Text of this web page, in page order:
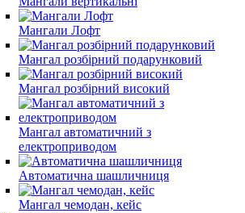
Мангали Лофт
Мангал розбірний подарунковий
Мангал розбірний високий
Мангал автоматичний з
електроприводом
Автоматична шашличниця
Мангал чемодан, кейс